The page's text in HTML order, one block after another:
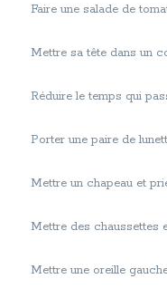
Faire une salade de
Mettre sa tête dans un
Réduire le temps qui
Porter une paire de
Mettre un chapeau et
Mettre des chaussettes
Mettre une oreille